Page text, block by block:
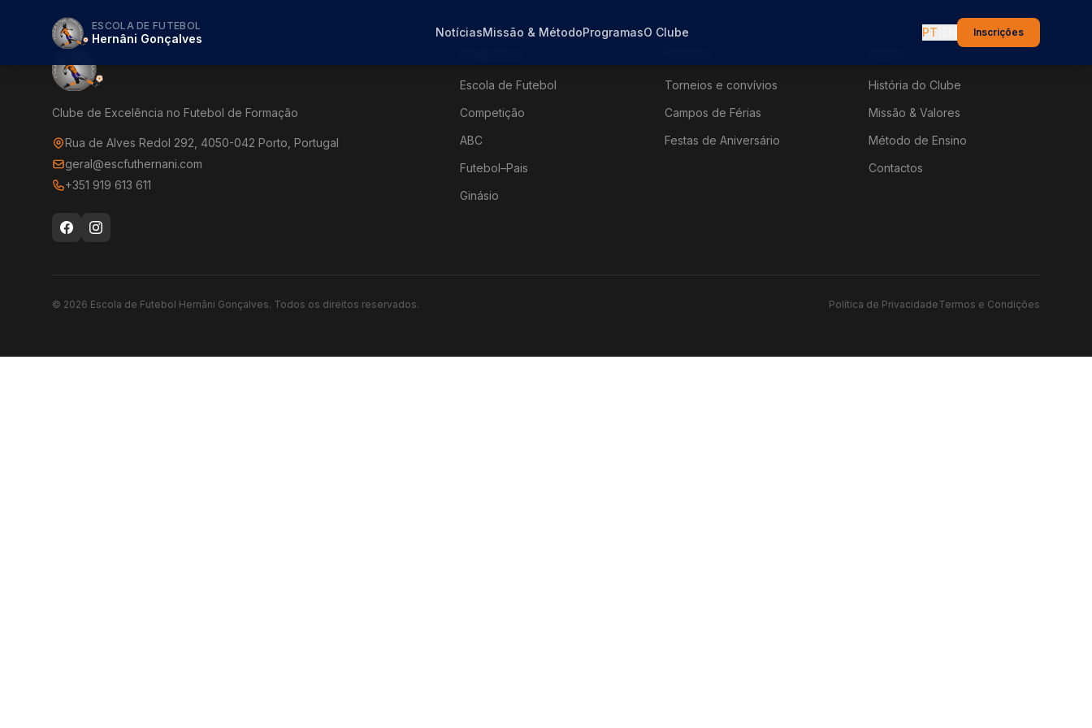
ESCOLA DE FUTEBOL
Hernâni Gonçalves NotíciasMissão & MétodoProgramasO Clube PT Inscrições
Clube de Excelência no Futebol de Formação
Rua de Alves Redol 292, 4050-042 Porto, Portugal
geral@escfuthernani.com
+351 919 613 611
Escola de Futebol
Competição
ABC
Futebol–Pais
Ginásio
Torneios e convívios
Campos de Férias
Festas de Aniversário
História do Clube
Missão & Valores
Método de Ensino
Contactos
© 2026 Escola de Futebol Hernâni Gonçalves. Todos os direitos reservados. Política de PrivacidadeTermos e Condições